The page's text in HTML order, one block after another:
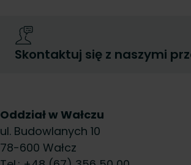
Skontaktuj się z naszymi
Oddział w Wałczu
ul. Budowlanych 10
78-600 Wałcz